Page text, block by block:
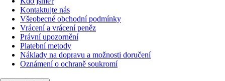
Kontaktujte nás
Všeobecné obchodní podmínky
Vrácení a vrácení peněz
Právní upozornění
Platební metody
Náklady na dopravu a možnosti doručení
Oznámení o ochraně soukromí